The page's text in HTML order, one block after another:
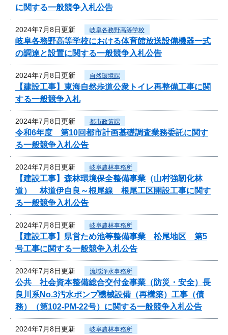
に関する一般競争入札公告
2024年7月8日更新 岐阜各務野高等学校
岐阜各務野高等学校における体育館放送設備機器一式
の調達と設置に関する一般競争入札公告
2024年7月8日更新 自然環境課
【建設工事】東海自然歩道公衆トイレ再整備工事に関
する一般競争入札
2024年7月8日更新 都市政策課
令和6年度 第10回都市計画基礎調査業務委託に関す
る一般競争入札公告
2024年7月8日更新 岐阜農林事務所
【建設工事】森林環境保全整備事業（山村強靭化林
道） 林道伊自良～根尾線 根尾工区開設工事に関す
る一般競争入札公告
2024年7月8日更新 岐阜農林事務所
【建設工事】県営ため池等整備事業 松尾地区 第5
号工事に関する一般競争入札公告
2024年7月8日更新 流域浄水事務所
公共 社会資本整備総合交付金事業（防災・安全）長
良川系No.3汚水ポンプ機械設備（再構築）工事（債
務）（第102-PM-22号）に関する一般競争入札公告
2024年7月8日更新 岐阜農林事務所